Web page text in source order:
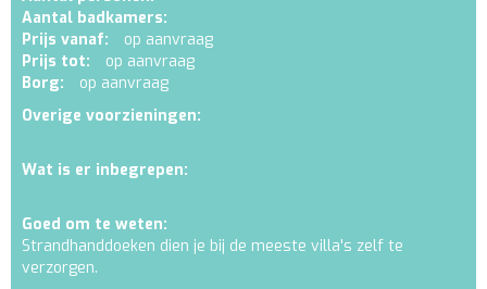
Aantal badkamers:
Prijs vanaf:
op aanvraag
Prijs tot:
op aanvraag
Borg:
op aanvraag
Overige voorzieningen:
Wat is er inbegrepen:
Goed om te weten:
Strandhanddoeken dien je bij de meeste villa's zelf te
verzorgen.